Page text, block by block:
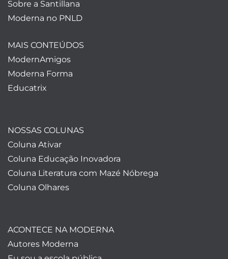
Sobre a Santillana
Moderna no PNLD
MAIS CONTEÚDOS
ModernAmigos
Moderna Forma
Educatrix
NOSSAS COLUNAS
Coluna Ativar
Coluna Educação Inovadora
Coluna Literatura com Mazé Nóbrega
Coluna Olhares
ACONTECE NA MODERNA
Autores Moderna